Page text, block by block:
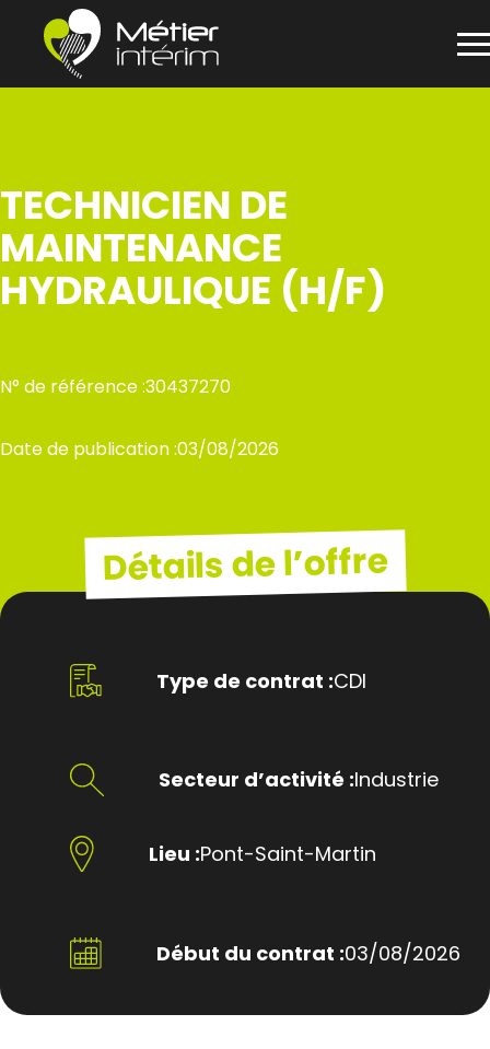
TECHNICIEN DE
MAINTENANCE
HYDRAULIQUE (H/F)
N° de référence :30437270
Date de publication :03/08/2026
Détails de l’offre
Type de contrat :CDI
Secteur d’activité :Industrie
Lieu :Pont-Saint-Martin
Début du contrat :03/08/2026
Panneau de gestion des cookies